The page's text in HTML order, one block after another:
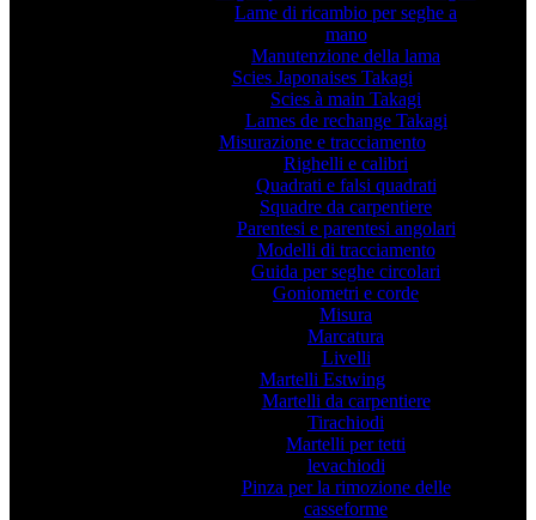
Lame di ricambio per seghe a
mano
Manutenzione della lama
Scies Japonaises Takagi
Scies à main Takagi
Lames de rechange Takagi
Misurazione e tracciamento
Righelli e calibri
Quadrati e falsi quadrati
Squadre da carpentiere
Parentesi e parentesi angolari
Modelli di tracciamento
Guida per seghe circolari
Goniometri e corde
Misura
Marcatura
Livelli
Martelli Estwing
Martelli da carpentiere
Tirachiodi
Martelli per tetti
levachiodi
Pinza per la rimozione delle
casseforme